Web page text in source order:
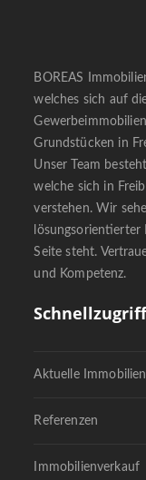
BOREAS
welches sich auf
Grundstücken in
Unser Team
welche sich in
verstehen. Wir
lösungsorientierter
Seite steht.
und Kompetenz.
Aktuelle Immobilien
Referenzen
Immobilienverkauf